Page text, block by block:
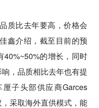
比去年要高，价格会
鑫介绍，截至目前的预
的增长，同时
，品质相比去年也有提
子头部供应商Garces
采取海外直供模式，能